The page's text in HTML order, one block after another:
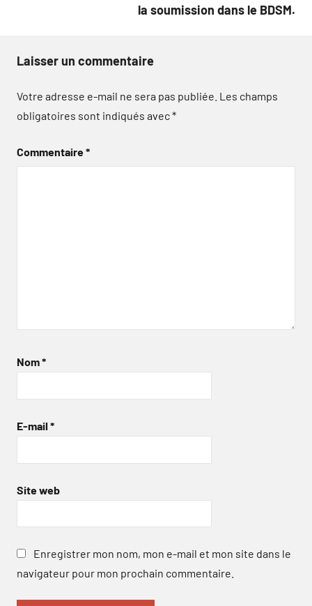
la soumission dans le BDSM.
Laisser un commentaire
Votre adresse e-mail ne sera pas publiée. Les champs
obligatoires sont indiqués avec*
Commentaire*
Nom*
E-mail *
Site web
Enregistrer mon nom, mon e-mail et mon site dans le
navigateur pour mon prochain commentaire.